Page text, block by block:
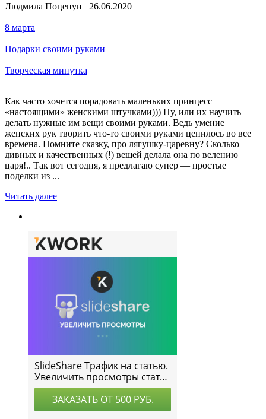
Людмила Поцепун 26.06.2020
8 марта
Подарки своими руками
Творческая минутка
Как часто хочется порадовать маленьких принцесс
«настоящими» женскими штучками))) Ну, или их научить
делать нужные им вещи своими руками. Ведь умение
женских рук творить что-то своими руками ценилось во все
времена. Помните сказку, про лягушку-царевну? Сколько
дивных и качественных (!) вещей делала она по велению
царя!.. Так вот сегодня, я предлагаю супер — простые
поделки из ...
Читать далее